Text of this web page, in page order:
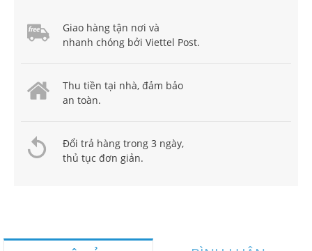
Giao hàng tận nơi và
nhanh chóng bởi Viettel Post.
Thu tiền tại nhà, đảm bảo
an toàn.
Đổi trả hàng trong 3 ngày,
thủ tục đơn giản.